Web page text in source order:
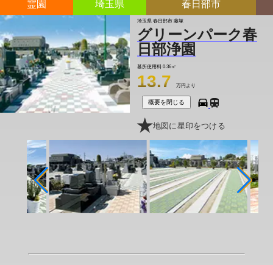
霊園 埼玉県 春日部市
埼玉県 春日部市 藤塚
グリーンパーク春
日部浄園
墓所使用料 0.36㎡
13.7 万円より
概要を閉じる
地図に星印をつける